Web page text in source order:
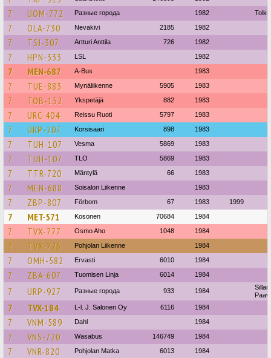
7 UOM-772 Разные города 1982
7 OLA-730 Nevakivi 2185 1982
7 TSJ-307 Artturi Anttila 726 1982
7 HPN-333 LSL 1982
7 MEN-687 A-Bus 1983
7 TUE-883 Mynäliikenne 5905 1983
7 TOB-152 Ykspetäjä 882 1983
7 URC-404 Reissu Ruoti 5797 1983
7 URP-207 Korsisaari 898 1983
7 TUH-107 Vesma 5869 1983
7 TUH-107 TLO 5869 1983
7 TTR-720 Mäntylä 66 1983
7 MEN-688 Soisalon Liikenne 1983
7 ZBP-807 Förbom 67 1983 1999
7 MET-571 Kosonen 70684 1984
7 TVX-777 Osmo Aho 1048 1984
7 TVX-726 Pohjolan Liikenne 1984
7 OMH-582 Ervasti 6010 1984
7 ZBA-607 Tuomisen Linja 6014 1984
7 URP-927 Разные города 933 1984
7 TVX-184 L-l. J. Salonen Oy 6116 1984
7 VNM-589 Dahl 1984
7 VNS-720 Wasabus 146749 1984
7 VNR-820 Pohjolan Matka 6013 1984